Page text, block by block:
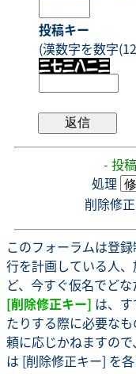
投稿キー
(漢数字を数字
- 投
処理
削除修
このフォーラムは登
行を計画している人
ど、今すぐ仮名でどな
[削除修正キー] は、
たりする際に必要な
頼に応じかねますの
は [削除修正キー] を